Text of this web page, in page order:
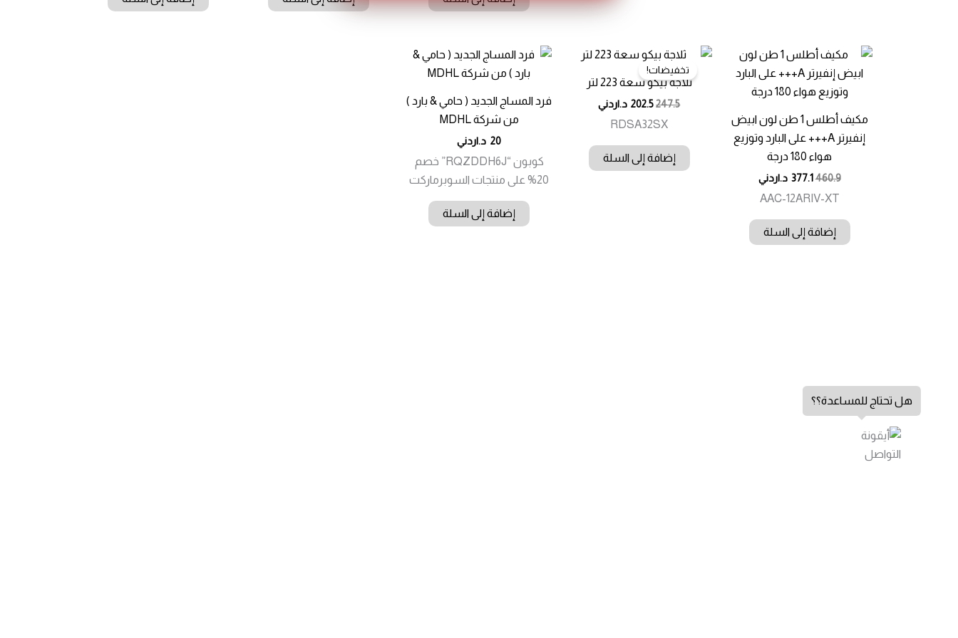
مكيف أطلس 1 طن لون ابيض
إنفيرتر A+++ على البارد وتوزيع
هواء 180 درجة
460.9
377.1 د.اردني
AAC-12ARIV-XT
إضافة إلى السلة
تخفيضات!
ثلاجة بيكو سعة 223 لتر
247.5
202.5 د.اردني
RDSA32SX
إضافة إلى السلة
فرد المساج الجديد ( حامي & بارد )
من شركة MDHL
20 د.اردني
كوبون “RQZDDH6J” خصم
20% على منتجات السوبرماركت
إضافة إلى السلة
هل تحتاج للمساعدة؟؟